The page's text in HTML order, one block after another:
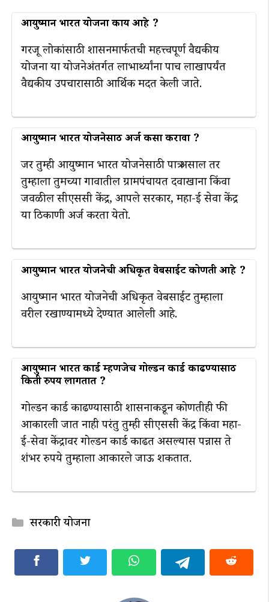
आयुष्मान भारत योजना काय आहे ?
गरजू लोकांसाठी शासनमार्फतची महत्त्वपूर्ण वैद्यकीय
योजना या योजनेअंतर्गत लाभार्थ्यांना पाच लाखापर्यंत
वैद्यकीय उपचारासाठी आर्थिक मदत केली जाते.
आयुष्मान भारत योजनेसाठी अर्ज कसा करावा ?
जर तुम्ही आयुष्मान भारत योजनेसाठी पात्र असाल तर
तुम्हाला तुमच्या गावातील ग्रामपंचायत दवाखाना किंवा
जवळील सीएससी केंद्र, आपले सरकार, महा-ई सेवा केंद्र
या ठिकाणी अर्ज करता येतो.
आयुष्मान भारत योजनेची अधिकृत वेबसाईट कोणती आहे ?
आयुष्मान भारत योजनेची अधिकृत वेबसाईट तुम्हाला
वरील रखाण्यामध्ये देण्यात आलेली आहे.
आयुष्मान भारत कार्ड म्हणजेच गोल्डन कार्ड काढण्यासाठी
किती रुपय लागतात ?
गोल्डन कार्ड काढण्यासाठी शासनाकडून कोणतीही फी
आकारली जात नाही परंतु तुम्ही सीएससी केंद्र किंवा महा-
ई-सेवा केंद्रावर गोल्डन कार्ड काढत असल्यास पन्नास ते
शंभर रुपये तुम्हाला आकारले जाऊ शकतात.
Categories
सरकारी योजना